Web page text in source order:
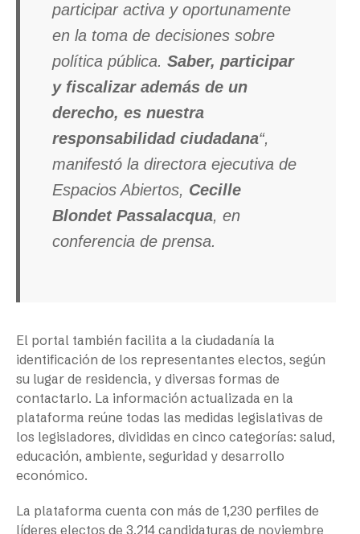
participar activa y oportunamente
en la toma de decisiones sobre
política pública. Saber, participar
y fiscalizar además de un
derecho, es nuestra
responsabilidad ciudadana“,
manifestó la directora ejecutiva de
Espacios Abiertos, Cecille
Blondet Passalacqua, en
conferencia de prensa.
El portal también facilita a la ciudadanía la
identificación de los representantes electos, según
su lugar de residencia, y diversas formas de
contactarlo. La información actualizada en la
plataforma reúne todas las medidas legislativas de
los legisladores, divididas en cinco categorías: salud,
educación, ambiente, seguridad y desarrollo
económico.
La plataforma cuenta con más de 1,230 perfiles de
líderes electos de 3,214 candidaturas de noviembre